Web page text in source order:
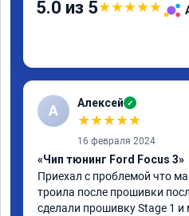
5.0 из 5★★★★★
А Алексей ✓
★★★★★
16 февраля 2024
«Чип тюнинг Ford Focus 3»
Приехал с проблемой что
троила после прошивки
сделали прошивку Stage 1